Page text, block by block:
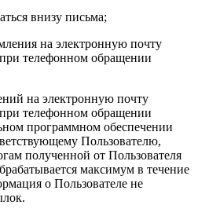
внизу письма;
на электронную почту
телефонном обращении
на электронную почту
телефонном обращении
программном обеспечении
Пользователю,
полученной от Пользователя
максимум в течение
о Пользователе не